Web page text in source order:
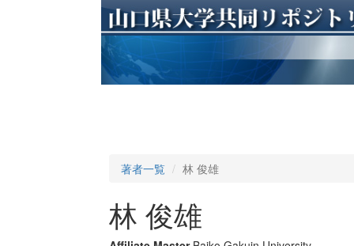
著者一覧 林 俊雄
林 俊雄